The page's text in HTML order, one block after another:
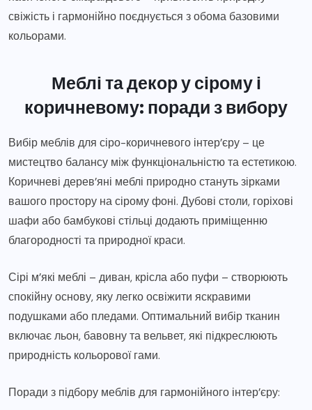
свіжість і гармонійно поєднується з обома базовими
кольорами.
Меблі та декор у сірому і
коричневому: поради з вибору
Вибір меблів для сіро-коричневого інтер’єру – це
мистецтво балансу між функціональністю та естетикою.
Коричневі дерев’яні меблі природно стануть зірками
вашого простору на сірому фоні. Дубові столи, горіхові
шафи або бамбукові стільці додають приміщенню
благородності та природної краси.
Сірі м’які меблі – диван, крісла або пуфи – створюють
спокійну основу, яку легко освіжити яскравими
подушками або пледами. Оптимальний вибір тканин
включає льон, бавовну та вельвет, які підкреслюють
природність кольорової гами.
Поради з підбору меблів для гармонійного інтер’єру: